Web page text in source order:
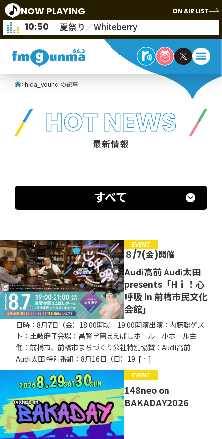
NOW PLAYING ON AIR LIST
10:50 夏祭り／Whiteberry
>hida_youhei の記事
HOT NEWS
最新情報
募集中
EVENT
CAMPAIGN
お知らせ
EVENT
８/7(金)開催
Audi高前 Audi太田
presents「Hｉ！心
呼吸 in 前橋市民文化
会館」
日時：8月7日（金）18:00開場 19:00開演出演：内藤聡ゲス
ト：土岐麻子会場：昌賢学園まえばしホール 小ホール主
催：前橋市、前橋市まちづくり公社特別協賛：Audi高前
Audi太田 特別番組：8月16日（日）19: […]
EVENT
148neo on
BAKADAY2026